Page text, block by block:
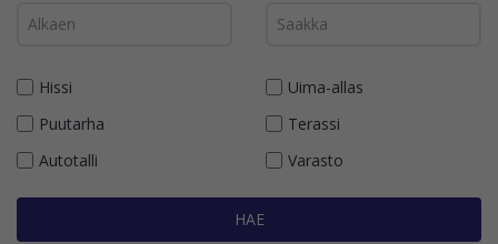
Hissi
Uima-allas
Puutarha
Terassi
Autotalli
Varasto
HAE